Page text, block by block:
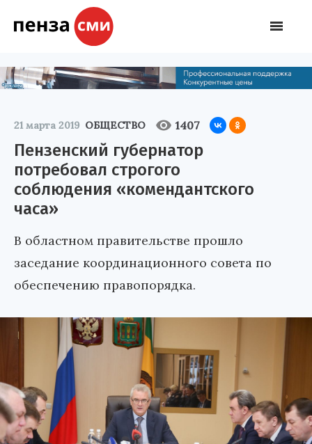
21 марта 2019 ОБЩЕСТВО 1407
Пензенский губернатор
потребовал строгого
соблюдения «комендантского
часа»
В областном правительстве прошло
заседание координационного совета по
обеспечению правопорядка.